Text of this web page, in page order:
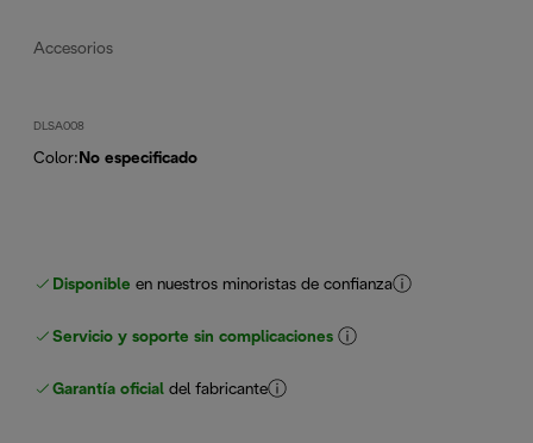
Accesorios
DLSA008
Color: No especificado
Disponible en nuestros minoristas de confianza
Servicio y soporte sin complicaciones
Garantía oficial del fabricante